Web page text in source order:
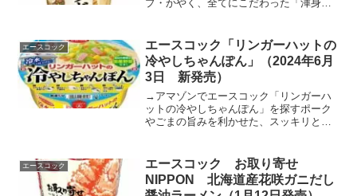
プ・かやく、全てにこだわった「渾身の
が味わえる一杯密度のあるモチモチとし
た食感が特長のう...
エースコック
エースコック「リンガーハットの
冷やしちゃんぽん」（2024年6月
3日 新発売）
→アマゾンでエースコック「リンガーハ
ットの冷やしちゃんぽん」を探すポーク
やごまの旨みを利かせた、スッキリとし
に、コシのあるノンフライめんと国産野
菜を加えた「冷やしちゃん...
エースコック
エースコック お取り寄せ
NIPPON 北海道産花咲ガニだし